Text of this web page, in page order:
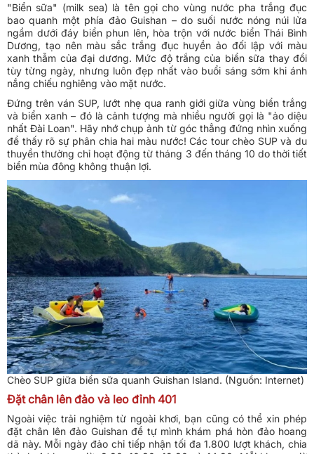
"Biển sữa" (milk sea) là tên gọi cho vùng nước pha trắng đục
bao quanh một phía đảo Guishan – do suối nước nóng núi lửa
ngầm dưới đáy biển phun lên, hòa trộn với nước biển Thái Bình
Dương, tạo nên màu sắc trắng đục huyền ảo đối lập với màu
xanh thẫm của đại dương. Mức độ trắng của biển sữa thay đổi
tùy từng ngày, nhưng luôn đẹp nhất vào buổi sáng sớm khi ánh
nắng chiếu nghiêng vào mặt nước.
Đứng trên ván SUP, lướt nhẹ qua ranh giới giữa vùng biển trắng
và biển xanh – đó là cảnh tượng mà nhiều người gọi là "ảo diệu
nhất Đài Loan". Hãy nhớ chụp ảnh từ góc thẳng đứng nhìn xuống
để thấy rõ sự phân chia hai màu nước! Các tour chèo SUP và du
thuyền thường chỉ hoạt động từ tháng 3 đến tháng 10 do thời tiết
biển mùa đông không thuận lợi.
Chèo SUP giữa biển sữa quanh Guishan Island. (Nguồn: Internet)
Đặt chân lên đảo và leo đỉnh 401
Ngoài việc trải nghiệm từ ngoài khơi, bạn cũng có thể xin phép
đặt chân lên đảo Guishan để tự mình khám phá hòn đảo hoang
dã này. Mỗi ngày đảo chỉ tiếp nhận tối đa 1.800 lượt khách, chia